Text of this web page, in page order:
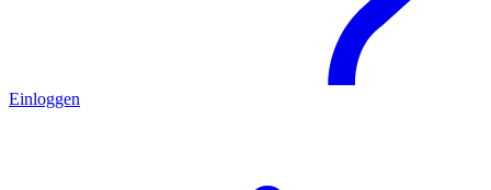
Einloggen